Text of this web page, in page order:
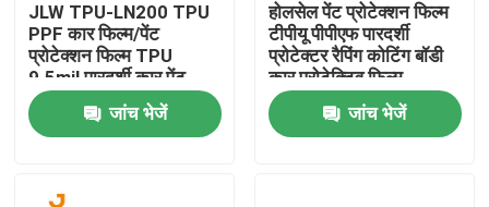
JLW TPU-LN200 TPU
PPF कार फिल्म/पेंट
प्रोटेक्शन फिल्म TPU
9.5mil पारदर्शी कार पेंट
प्रोटेक्टिव फिल्म को
अनुकूलित किया जा सकता है
जांच भेजें
होलसेल पेंट प्रोटेक्शन फिल्म
टीपीयू पीपीएफ पारदर्शी
प्रोटेक्टर रैपिंग कोटिंग बॉडी
कार प्रोटेक्टिव फिल्म
जांच भेजें